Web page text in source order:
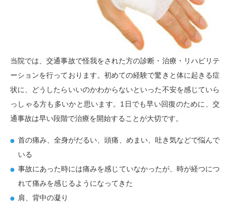
当院では、交通事故で怪我をされた方の診断・治療・リハビリテ
ーションを行っております。初めての経験で驚きと体に起きる症
状に、どうしたらいいのかわからないといった不安を感じていら
っしゃる方も多いかと思います。1日でも早い回復のために、交
通事故は早い段階で治療を開始することが大切です。
首の痛み、全身がだるい、頭痛、めまい、吐き気などで悩んで
いる
事故にあった時には痛みを感じていなかったが、時が経つにつ
れて痛みを感じるようになってきた
肩、背中の凝り